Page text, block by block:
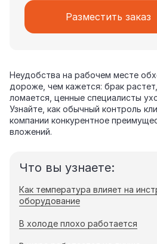
Неудобства на рабочем месте
дороже, чем кажется: брак
ломается, ценные специалисты
Узнайте, как обычный контроль
компании конкурентное
вложений.
Что вы узнаете:
Как температура влияет на
оборудование
В холоде плохо работается
Разместить заказ